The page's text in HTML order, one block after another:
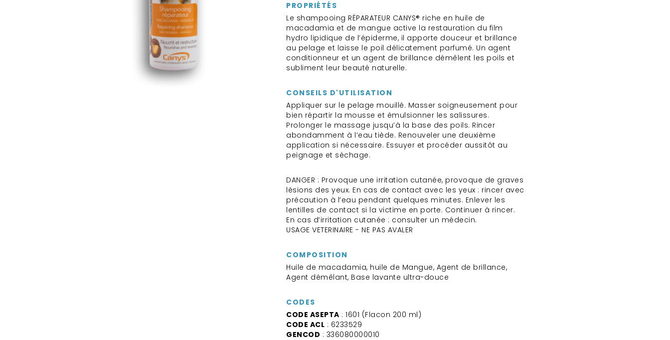
PROPRIÉTÉS
Le shampooing RÉPARATEUR CANYS® riche en huile de
macadamia et de mangue active la restauration du film
hydro lipidique de l’épiderme, il apporte douceur et brillance
au pelage et laisse le poil délicatement parfumé. Un agent
conditionneur et un agent de brillance démêlent les poils et
subliment leur beauté naturelle.
CONSEILS D'UTILISATION
Appliquer sur le pelage mouillé. Masser soigneusement pour
bien répartir la mousse et émulsionner les salissures.
Prolonger le massage jusqu’à la base des poils. Rincer
abondamment à l’eau tiède. Renouveler une deuxième
application si nécessaire. Essuyer et procéder aussitôt au
peignage et séchage.
DANGER : Provoque une irritation cutanée, provoque de graves
lésions des yeux. En cas de contact avec les yeux : rincer avec
précaution à l’eau pendant quelques minutes. Enlever les
lentilles de contact si la victime en porte. Continuer à rincer.
En cas d’irritation cutanée : consulter un médecin.
USAGE VETERINAIRE - NE PAS AVALER
COMPOSITION
Huile de macadamia, huile de Mangue, Agent de brillance,
Agent démêlant, Base lavante ultra-douce
CODES
CODE ASEPTA : 1601 (Flacon 200 ml)
CODE ACL : 6233529
GENCOD : 336080000010